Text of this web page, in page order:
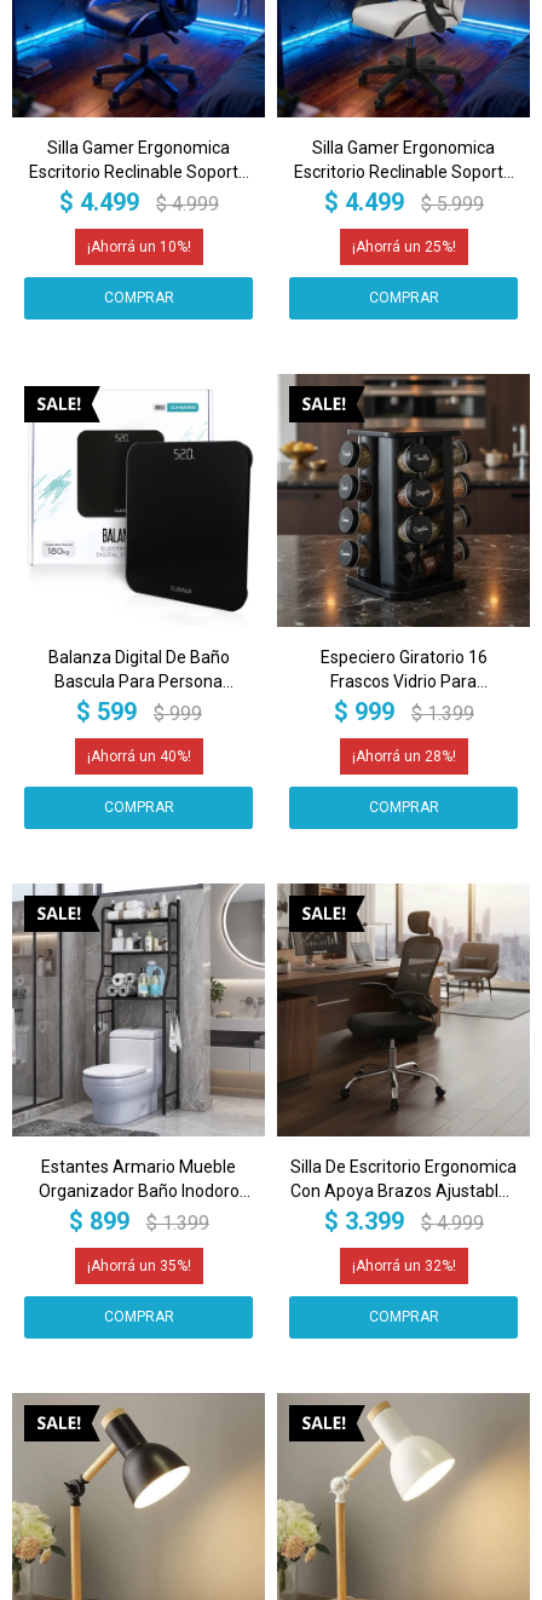
Silla Gamer Ergonomica
Escritorio Reclinable Soporta
200kg Imback Negro con Azul
$ 4.499 $ 4.999
10
Silla Gamer Ergonomica
Escritorio Reclinable Soporta
200kg Imback Blanco con
$ 4.499 $ 5.999
25
Balanza Digital De Baño
Bascula Para Persona
Vanitorio 180 Kg Imback Color
$ 599 $ 999
40
Especiero Giratorio 16
Frascos Vidrio Para
Condimentos Cocina Acero
$ 999 $ 1.399
28
Estantes Armario Mueble
Organizador Baño Inodoro
Metal Acero Imback Color
$ 899 $ 1.399
35
Silla De Escritorio Ergonomica
Con Apoya Brazos Ajustables
Oficina Ejecutiva Imback
$ 3.399 $ 4.999
32